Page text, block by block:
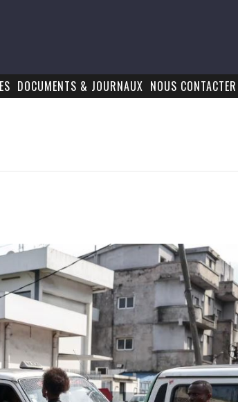
DOCUMENTS & JOURNAUX NOUS CONTACTER